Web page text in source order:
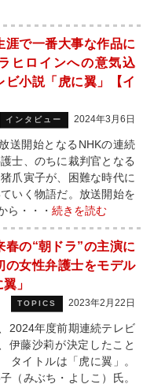
涯で一番大事な作品に
ヒロインへの意気込
小説「虎に翼」【イ
インタビュー 2024年3月6日
送開始となるNHKの連続
士、のちに裁判官となる
爪寅子が、困難な時代に
いく物語だ。放送開始を
ら・・・ 続きを読む
春の“朝ドラ”の主演に
女性弁護士をモデル
」
TOPICS 2023年2月22日
2024年度前期連続テレビ
伊藤沙莉が決定したこと
イトルは「虎に翼」。
（みぶち・よしこ）氏。